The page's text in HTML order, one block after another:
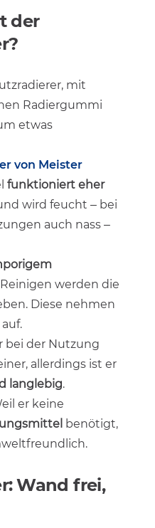
der
mit
Radiergummi
etwas
von Meister
funktioniert eher
wird feucht – bei
auch nass –
werden die
Diese nehmen
bei der Nutzung
allerdings ist er
langlebig.
er keine
benötigt,
Wand frei,